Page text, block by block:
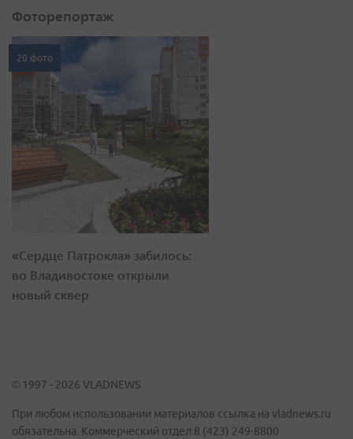
Фоторепортаж
20 фото
«Сердце Патрокла» забилось:
во Владивостоке открыли
новый сквер
© 1997 - 2026 VLADNEWS
При любом использовании материалов ссылка на vladnews.ru
обязательна. Коммерческий отдел 8 (423) 249-8800